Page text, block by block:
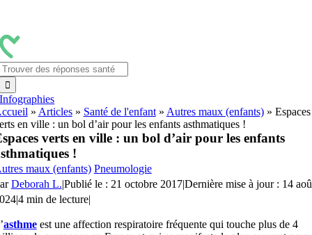
contenu
Infographies
» Articles» Santé de l'enfant» Autres maux (enfants)» Espaces
en ville : un bol d’air pour les enfants asthmatiques !
verts en ville : un bol d’air pour les enfants
!
maux (enfants) Pneumologie
Deborah L.|Publié le : 21 octobre 2017|Dernière mise à jour : 14
|4 min de lecture|
asthmeest une affection respiratoire fréquente qui touche plus de 4